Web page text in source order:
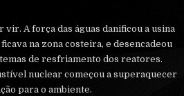
A força das águas danificou a usina
na zona costeira, e desencadeou
de resfriamento dos reatores.
nuclear começou a superaquecer
para o ambiente.